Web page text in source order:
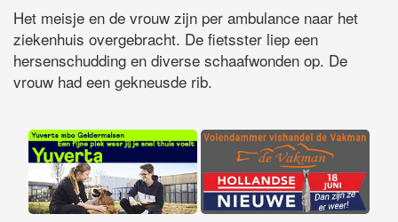
Het meisje en de vrouw zijn per ambulance naar het
ziekenhuis overgebracht. De fietsster liep een
hersenschudding en diverse schaafwonden op. De
vrouw had een gekneusde rib.